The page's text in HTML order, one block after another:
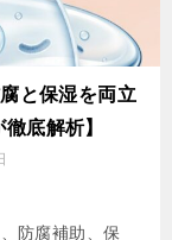
と保湿を両立
底解析】
防腐補助、保